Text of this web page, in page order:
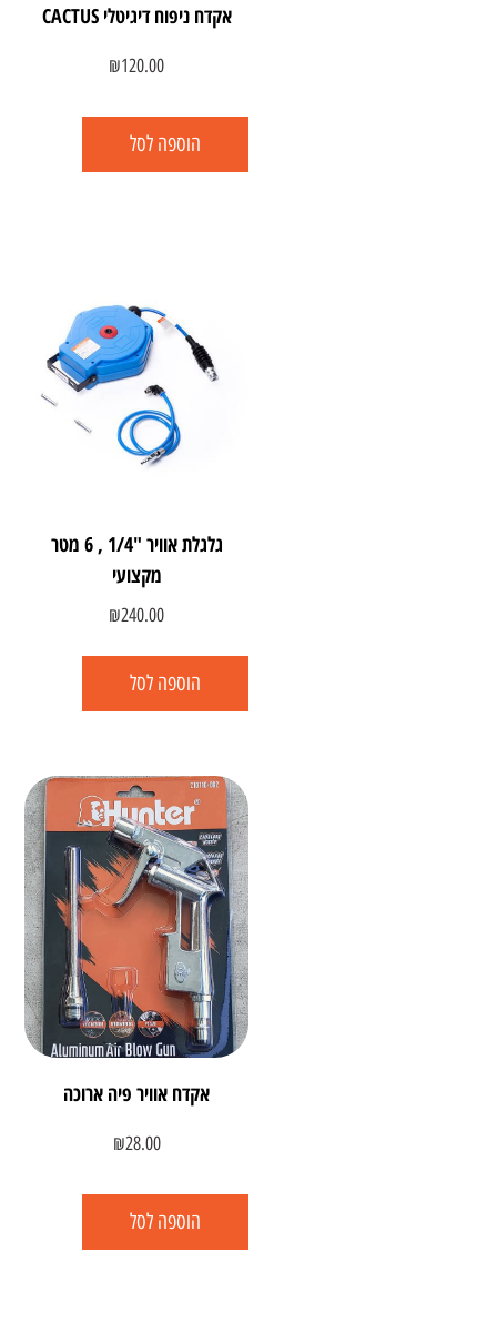
אקדח ניפוח דיגיטלי CACTUS
₪120.00
הוספה לסל
גלגלת אוויר "1/4 , 6 מטר
מקצועי
₪240.00
הוספה לסל
אקדח אוויר פיה ארוכה
₪28.00
הוספה לסל